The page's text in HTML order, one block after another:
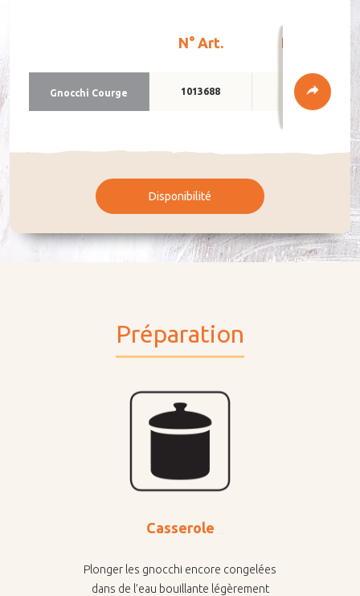
N° Art. Emballage
Gnoc­chi Courge 1013688 2 x 2 kg
Disponibilité
Préparation
Casserole
Plonger les gnocchi encore congelées
dans de l’eau bouillante légèrement